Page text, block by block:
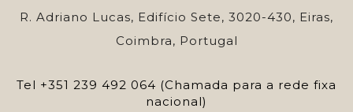
R. Adriano Lucas, Edifício Sete, 3020-430, Eiras,
Coimbra, Portugal
Tel +351 239 492 064 (Chamada para a rede fixa
nacional)